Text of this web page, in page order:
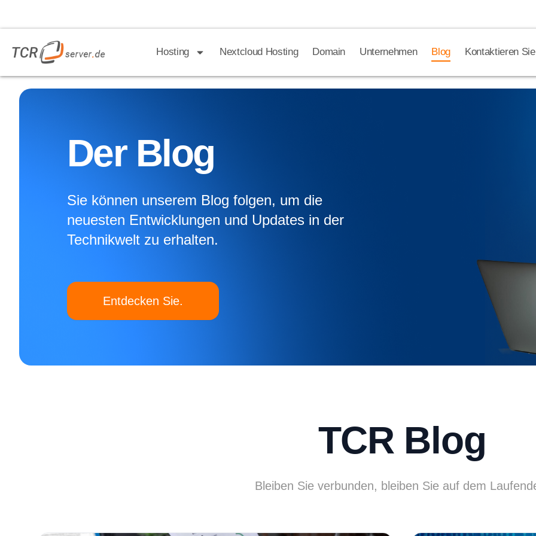
Hosting Nextcloud Hosting Domain Unternehmen Blog Kontaktieren
Der Blog
Sie können unserem Blog folgen, um die
neuesten Entwicklungen und Updates in der
Technikwelt zu erhalten.
Entdecken Sie.
TCR Blog
Bleiben Sie verbunden, bleiben Sie auf dem